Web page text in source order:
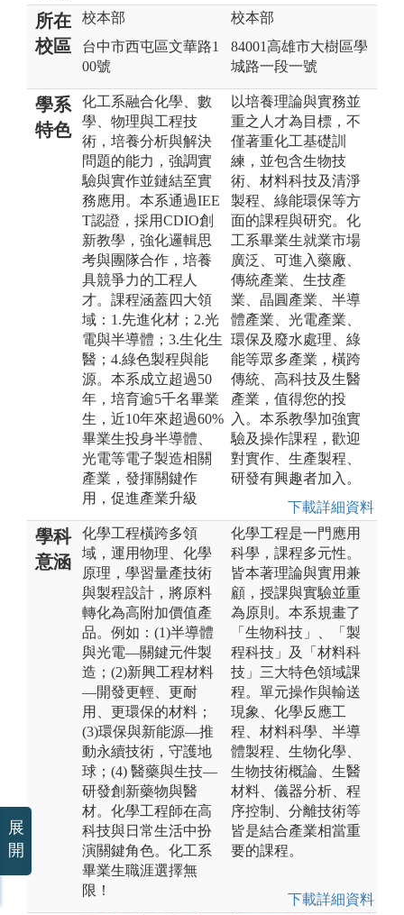
所在
校區
校本部
台中市西屯區文華路1
00號
校本部
84001高雄市大樹區學
城路一段一號
學系
特色
化工系融合化學、數
學、物理與工程技
術，培養分析與解決
問題的能力，強調實
驗與實作並鏈結至實
務應用。本系通過IEE
T認證，採用CDIO創
新教學，強化邏輯思
考與團隊合作，培養
具競爭力的工程人
才。課程涵蓋四大領
域：1.先進化材；2.光
電與半導體；3.生化生
醫；4.綠色製程與能
源。本系成立超過50
年，培育逾5千名畢業
生，近10年來超過60%
畢業生投身半導體、
光電等電子製造相關
產業，發揮關鍵作
用，促進產業升級
以培養理論與實務並
重之人才為目標，不
僅著重化工基礎訓
練，並包含生物技
術、材料科技及清淨
製程、綠能環保等方
面的課程與研究。化
工系畢業生就業市場
廣泛、可進入藥廠、
傳統產業、生技產
業、晶圓產業、半導
體產業、光電產業、
環保及廢水處理、綠
能等眾多產業，橫跨
傳統、高科技及生醫
產業，值得您的投
入。本系教學加強實
驗及操作課程，歡迎
對實作、生產製程、
研發有興趣者加入。
下載詳細資料
學科
意涵
化學工程橫跨多領
域，運用物理、化學
原理，學習量產技術
與製程設計，將原料
轉化為高附加價值產
品。例如：(1)半導體
與光電—關鍵元件製
造；(2)新興工程材料
—開發更輕、更耐
用、更環保的材料；
(3)環保與新能源—推
動永續技術，守護地
球；(4) 醫藥與生技—
研發創新藥物與醫
材。化學工程師在高
科技與日常生活中扮
演關鍵角色。化工系
畢業生職涯選擇無
限！
化學工程是一門應用
科學，課程多元性。
皆本著理論與實用兼
顧，授課與實驗並重
為原則。本系規畫了
「生物科技」、「製
程科技」及「材料科
技」三大特色領域課
程。單元操作與輸送
現象、化學反應工
程、材料科學、半導
體製程、生物化學、
生物技術概論、生醫
材料、儀器分析、程
序控制、分離技術等
皆是結合產業相當重
要的課程。
下載詳細資料
展
開